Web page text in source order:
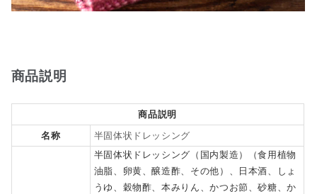
商品説明
商品説明
名称
半固体状ドレッシング
半固体状ドレッシング（国内製造）（食用植物
油脂、卵黄、醸造酢、その他）、日本酒、しょ
うゆ、穀物酢、本みりん、かつお節、砂糖、か